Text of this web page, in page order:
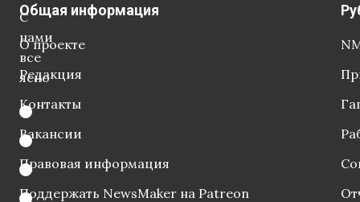
С
нами
все
ясно
Общая информация
О проекте
Редакция
Контакты
Вакансии
Правовая информация
Поддержать NewsMaker на Patreon